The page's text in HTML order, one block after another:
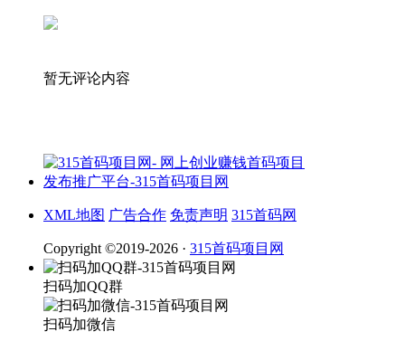
暂无评论内容
XML地图 广告合作 免责声明 315首码网
Copyright ©2019-2026 · 315首码项目网
扫码加QQ群
扫码加微信